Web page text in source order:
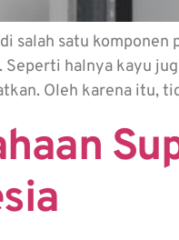
salah satu
Seperti halnya kayu
Oleh karena itu,